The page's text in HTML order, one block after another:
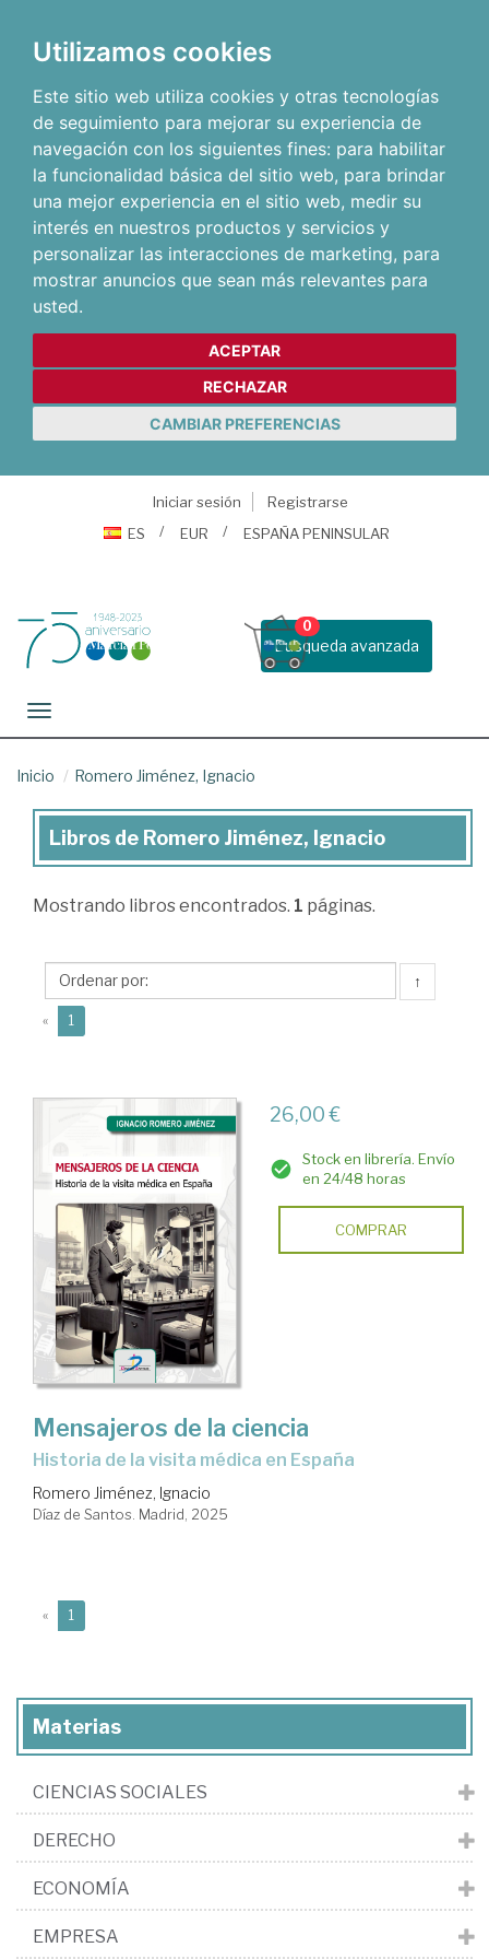
Utilizamos cookies
Este sitio web utiliza cookies y otras tecnologías
de seguimiento para mejorar su experiencia de
navegación con los siguientes fines: para habilitar
la funcionalidad básica del sitio web, para brindar
una mejor experiencia en el sitio web, medir su
interés en nuestros productos y servicios y
personalizar las interacciones de marketing, para
mostrar anuncios que sean más relevantes para
usted.
ACEPTAR
RECHAZAR
CAMBIAR PREFERENCIAS
Iniciar sesión
Registrarse
ES
EUR ESPAÑA PENINSULAR
Busqueda avanzada
0
Toggle navigation
Inicio Romero Jiménez, Ignacio
Libros
Romero
Ignacio
Libros de Romero Jiménez, Ignacio
Mostrando libros encontrados. 1 páginas.
↑
« 1
26,00 €
Stock en librería. Envío
en 24/48 horas
COMPRAR
Mensajeros de la ciencia
Historia de la visita médica en España
Romero Jiménez, Ignacio
Díaz de Santos. Madrid, 2025
« 1
Materias
CIENCIAS SOCIALES
DERECHO
ECONOMÍA
EMPRESA